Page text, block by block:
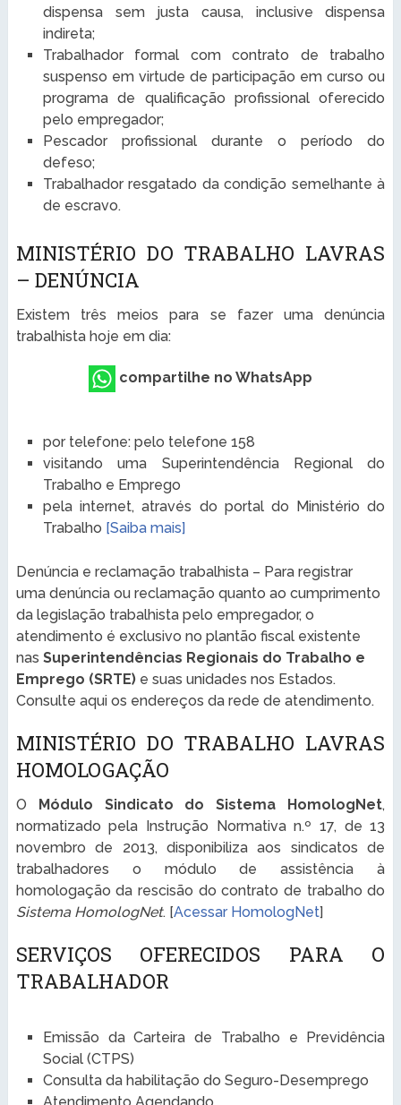
dispensa sem justa causa, inclusive dispensa
indireta;
Trabalhador formal com contrato de trabalho
suspenso em virtude de participação em curso ou
programa de qualificação profissional oferecido
pelo empregador;
Pescador profissional durante o período do
defeso;
Trabalhador resgatado da condição semelhante à
de escravo.
MINISTÉRIO DO TRABALHO LAVRAS
– DENÚNCIA
Existem três meios para se fazer uma denúncia
trabalhista hoje em dia:
compartilhe no WhatsApp
por telefone: pelo telefone 158
visitando uma Superintendência Regional do
Trabalho e Emprego
pela internet, através do portal do Ministério do
Trabalho [Saiba mais]
Denúncia e reclamação trabalhista – Para registrar
uma denúncia ou reclamação quanto ao cumprimento
da legislação trabalhista pelo empregador, o
atendimento é exclusivo no plantão fiscal existente
nas Superintendências Regionais do Trabalho e
Emprego (SRTE)e suas unidades nos Estados.
Consulte aqui os endereços da rede de atendimento.
MINISTÉRIO DO TRABALHO LAVRAS
HOMOLOGAÇÃO
O Módulo Sindicato do Sistema HomologNet,
normatizado pela Instrução Normativa n.º 17, de 13
novembro de 2013, disponibiliza aos sindicatos de
trabalhadores o módulo de assistência à
homologação da rescisão do contrato de trabalho do
Sistema HomologNet. [Acessar HomologNet]
SERVIÇOS OFERECIDOS PARA O
TRABALHADOR
Emissão da Carteira de Trabalho e Previdência
Social (CTPS)
Consulta da habilitação do Seguro-Desemprego